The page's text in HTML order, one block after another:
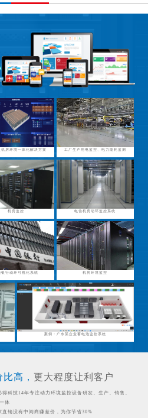
机房环境一体化解决方案 工厂生产用电监控、电力能耗监测
机房监控 电信机房动环监控系统
银行动环可视化系统 机房环境监控
案例：广东某企业蓄电池监控系统
高， 更大程度让利客户
得科技14年专注动力环境监控设备研发、生产、销售、
体
直销没有中间商赚差价，为你节省30%